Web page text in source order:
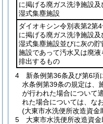
に掲げる廃ガス洗浄施設及
湿式集塵施設
ダイオキシン令別表第2第
に掲げる廃ガス洗浄施設及
湿式集塵施設並びに灰の貯
施設であって汚水又は廃液
排出するもの
4
新条例第36条及び第6項
水条例第39条の規定は、
が行われた場合について
れた場合については、な
(大東市水洗便所改造資金
5
大東市水洗便所改造資金